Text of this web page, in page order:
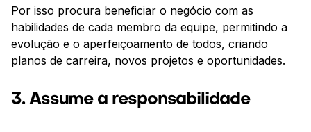
Por isso procura beneficiar o negócio com as
habilidades de cada membro da equipe, permitindo a
evolução e o aperfeiçoamento de todos, criando
planos de carreira, novos projetos e oportunidades.
3. Assume a responsabilidade